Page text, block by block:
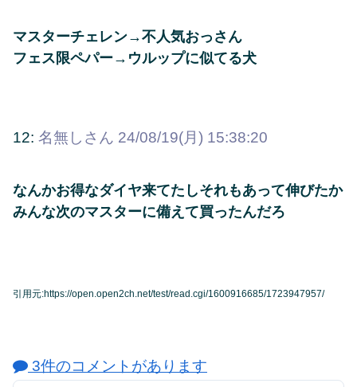
マスターチェレン→不人気おっさん
フェス限ペパー→ウルップに似てる犬
12: 名無しさん 24/08/19(月) 15:38:20
なんかお得なダイヤ来てたしそれもあって伸びたか
みんな次のマスターに備えて買ったんだろ
引用元:https://open.open2ch.net/test/read.cgi/1600916685/1723947957/
3件のコメントがあります